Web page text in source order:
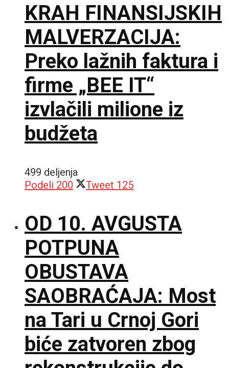
KRAH FINANSIJSKIH
MALVERZACIJA:
Preko lažnih faktura i
firme „BEE IT“
izvlačili milione iz
budžeta
499 deljenja
Podeli 200 Tweet 125
OD 10. AVGUSTA
POTPUNA
OBUSTAVA
SAOBRAĆAJA: Most
na Tari u Crnoj Gori
biće zatvoren zbog